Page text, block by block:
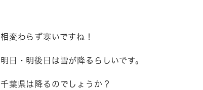
相変わらず寒いですね！
明日・明後日は雪が降るらしいです。
千葉県は降るのでしょうか？